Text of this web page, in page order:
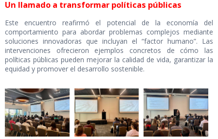
Un llamado a transformar políticas públicas
Este encuentro reafirmó el potencial de la economía del
comportamiento para abordar problemas complejos mediante
soluciones innovadoras que incluyan el “factor humano”. Las
intervenciones ofrecieron ejemplos concretos de cómo las
políticas públicas pueden mejorar la calidad de vida, garantizar la
equidad y promover el desarrollo sostenible.